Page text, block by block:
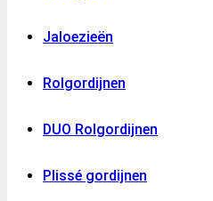
Jaloezieën
Rolgordijnen
DUO Rolgordijnen
Plissé gordijnen